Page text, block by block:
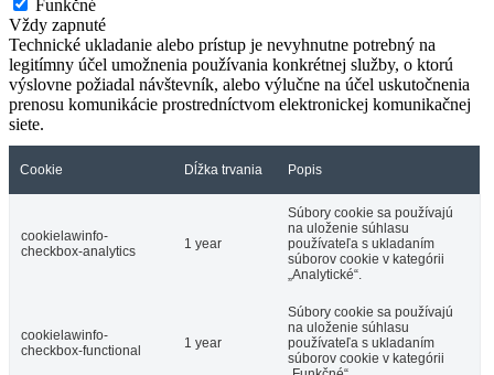
Funkčné
Vždy zapnuté
Technické ukladanie alebo prístup je nevyhnutne potrebný na
legitímny účel umožnenia používania konkrétnej služby, o ktorú
výslovne požiadal návštevník, alebo výlučne na účel uskutočnenia
prenosu komunikácie prostredníctvom elektronickej komunikačnej
siete.
Cookie Dĺžka trvania Popis
cookielawinfo-
checkbox-analytics
1 year
Súbory cookie sa používajú
na uloženie súhlasu
používateľa s ukladaním
súborov cookie v kategórii
„Analytické“.
cookielawinfo-
checkbox-functional
1 year
Súbory cookie sa používajú
na uloženie súhlasu
používateľa s ukladaním
súborov cookie v kategórii